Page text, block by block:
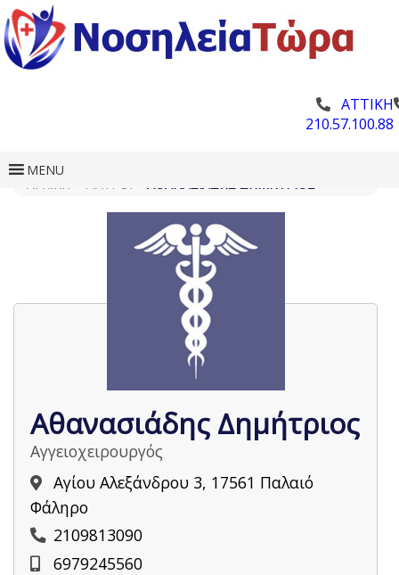
ΑΤΤΙΚΗ
210.57.100.88
MENU
Αθανασιάδης Δημήτριος
Αγγειοχειρουργός
Αγίου Αλεξάνδρου 3, 17561 Παλαιό
Φάληρο
2109813090
6979245560